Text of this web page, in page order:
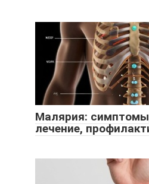
Малярия:
лечение,